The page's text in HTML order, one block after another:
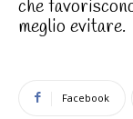
che
meglio evitare.
Facebook